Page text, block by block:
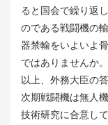
ると国会で繰り返
のである戦闘機の
器禁輸をいよいよ
ではありませんか。
以上、外務大臣の
次期戦闘機は無人
技術研究に合意し